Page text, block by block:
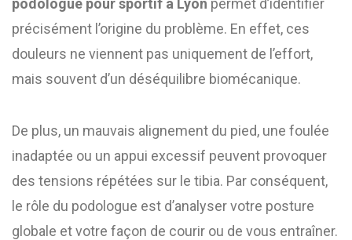
podologue pour sportif à Lyon permet d’identifier
précisément l’origine du problème. En effet, ces
douleurs ne viennent pas uniquement de l’effort,
mais souvent d’un déséquilibre biomécanique.
De plus, un mauvais alignement du pied, une foulée
inadaptée ou un appui excessif peuvent provoquer
des tensions répétées sur le tibia. Par conséquent,
le rôle du podologue est d’analyser votre posture
globale et votre façon de courir ou de vous entraîner.